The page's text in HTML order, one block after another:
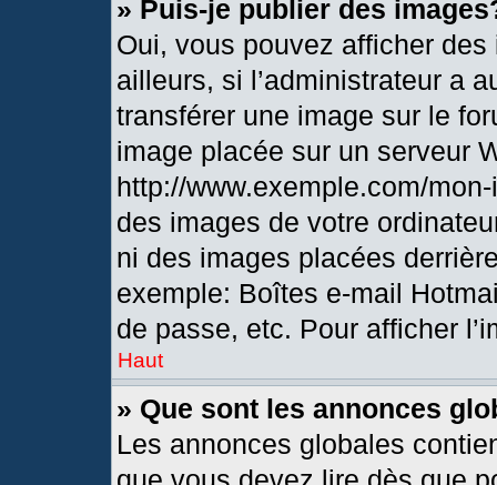
» Puis-je publier des
Oui, vous pouvez afficher
ailleurs, si l’administrateur a
transférer une image sur le
image placée sur un serveur
http://www.exemple.com/
des images de votre
ni des images placées
exemple: Boîtes e-mail
de passe, etc. Pour afficher
Haut
» Que sont les annonces
Les annonces globales